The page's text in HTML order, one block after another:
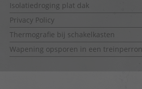
Isolatiedroging plat dak
Privacy Policy
Thermografie bij schakelkasten
Wapening opsporen in een treinperron